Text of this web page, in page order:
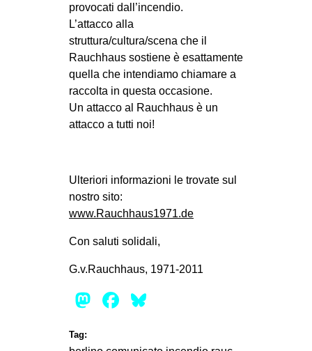
provocati dall’incendio.
L’attacco alla
struttura/cultura/scena che il
Rauchhaus sostiene è esattamente
quella che intendiamo chiamare a
raccolta in questa occasione.
Un attacco al Rauchhaus è un
attacco a tutti noi!
Ulteriori informazioni le trovate sul
nostro sito:
www.Rauchhaus1971.de
Con saluti solidali,
G.v.Rauchhaus, 1971-2011
Mastodon
Facebook
Tag: